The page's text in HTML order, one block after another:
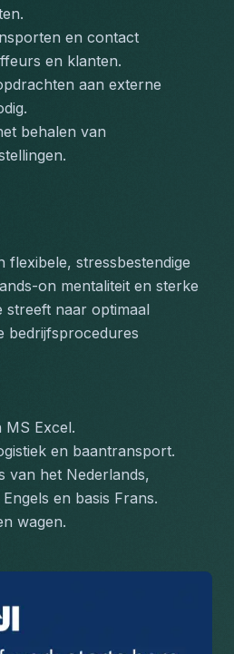
en contact
en klanten.
aan externe
behalen van
flexibele, stressbestendige
on mentaliteit en sterke
streeft naar optimaal
bedrijfsprocedures
MS Excel.
en baantransport.
van het Nederlands,
en basis Frans.
wagen.